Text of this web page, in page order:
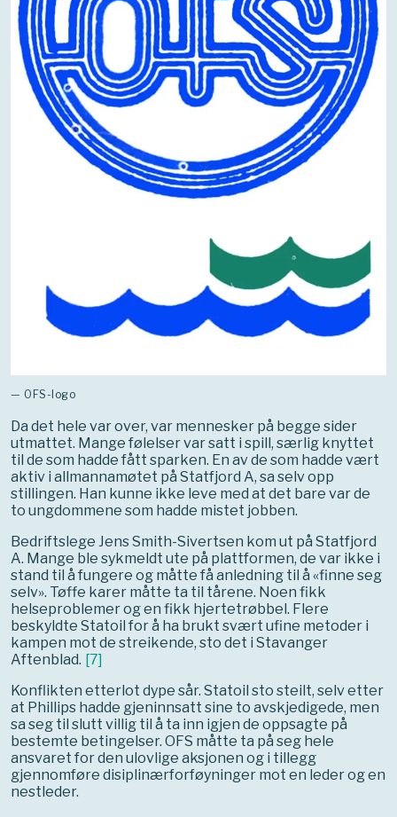
— OFS-logo
Da det hele var over, var mennesker på begge sider
utmattet. Mange følelser var satt i spill, særlig knyttet
til de som hadde fått sparken. En av de som hadde vært
aktiv i allmannamøtet på Statfjord A, sa selv opp
stillingen. Han kunne ikke leve med at det bare var de
to ungdommene som hadde mistet jobben.
Bedriftslege Jens Smith-Sivertsen kom ut på Statfjord
A. Mange ble sykmeldt ute på plattformen, de var ikke i
stand til å fungere og måtte få anledning til å «finne seg
selv». Tøffe karer måtte ta til tårene. Noen fikk
helseproblemer og en fikk hjertetrøbbel. Flere
beskyldte Statoil for å ha brukt svært ufine metoder i
kampen mot de streikende, sto det i Stavanger
Aftenblad. [7]
Konflikten etterlot dype sår. Statoil sto steilt, selv etter
at Phillips hadde gjeninnsatt sine to avskjedigede, men
sa seg til slutt villig til å ta inn igjen de oppsagte på
bestemte betingelser. OFS måtte ta på seg hele
ansvaret for den ulovlige aksjonen og i tillegg
gjennomføre disiplinærforføyninger mot en leder og en
nestleder.